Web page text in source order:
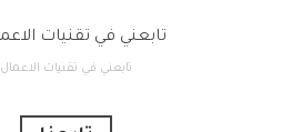
تابعني في تقنيات الاعمال